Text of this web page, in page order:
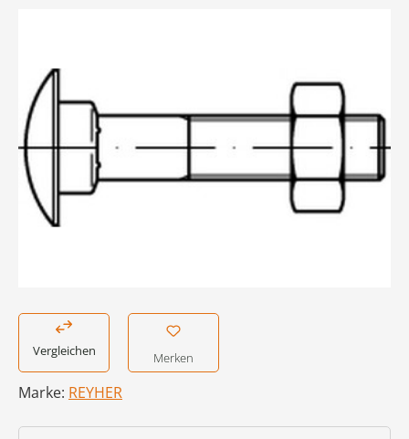
Vergleichen Merken
Marke: REYHER